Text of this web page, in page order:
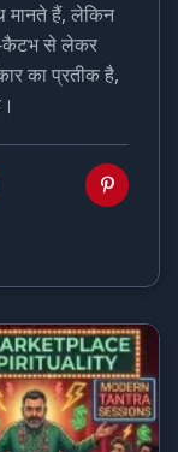
मानते हैं, लेकिन
कैटभ से लेकर
का प्रतीक है,